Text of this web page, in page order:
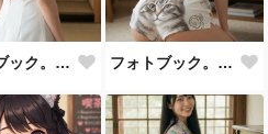
フォトブック。古民家スタジオ フォトブック。屋内